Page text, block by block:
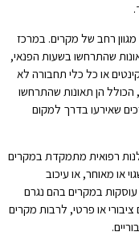
מגוון רחב של מקרים. במרכז
שהתרחשו בשעות הפנאי,
או כל כלי תחבורה לא
הכולל הן תאונות שהתרחשו
שאירעו בדרך למקום
רפואית מתמקדת במקרים
או מאוחר, או עיכוב
במקרים בהם נגרם
או פרטי, לרבות מקרים